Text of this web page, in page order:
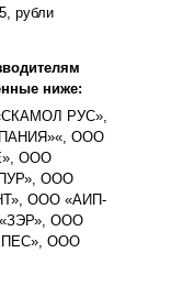
рубли
ниже:
РУС»,
ООО
ООО
ООО
ООО «АИП-
ООО
ООО